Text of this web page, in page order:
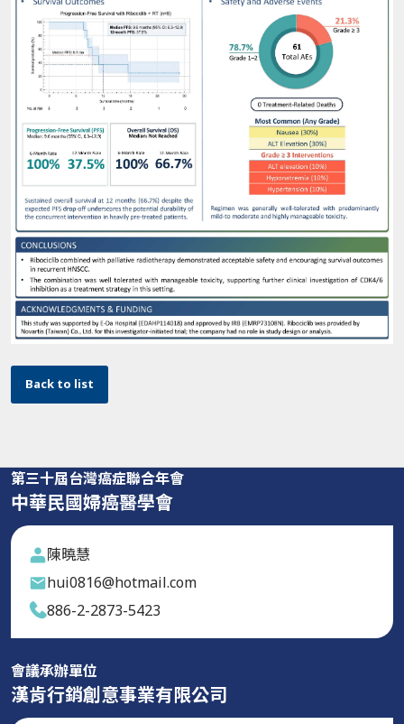
Back to list
第三十屆台灣癌症聯合年會
中華民國婦癌醫學會
陳曉慧
hui0816@hotmail.com
886-2-2873-5423
會議承辦單位
漢肯行銷創意事業有限公司